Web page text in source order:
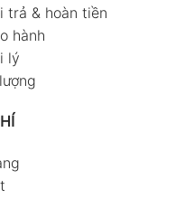
trả & hoàn tiền
hành
lý